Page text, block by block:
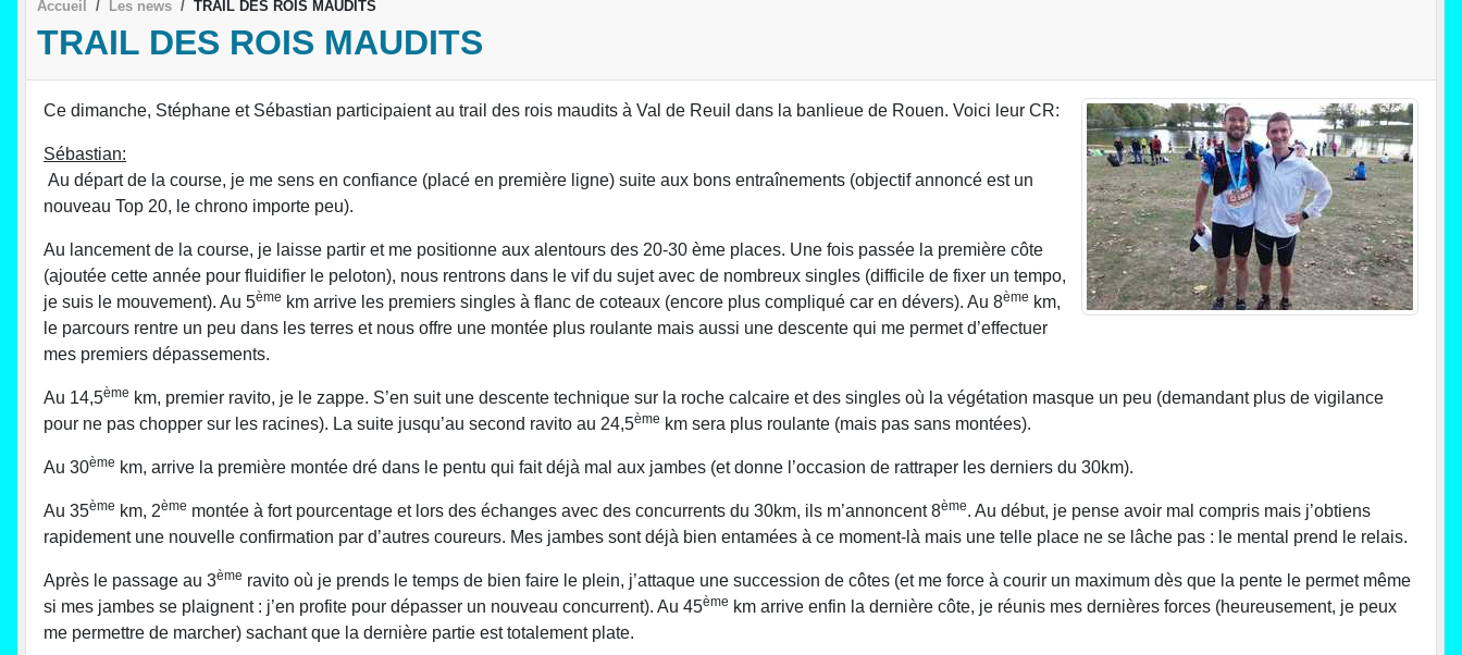
Accueil Les news TRAIL DES ROIS MAUDITS
TRAIL DES ROIS MAUDITS
Ce dimanche, Stéphane et Sébastian participaient au trail des rois maudits à Val de Reuil dans la banlieue de Rouen. Voici leur CR:
Sébastian:
Au départ de la course, je me sens en confiance (placé en première ligne) suite aux bons entraînements (objectif annoncé est un
nouveau Top 20, le chrono importe peu).
Au lancement de la course, je laisse partir et me positionne aux alentours des 20-30 ème places. Une fois passée la première côte
(ajoutée cette année pour fluidifier le peloton), nous rentrons dans le vif du sujet avec de nombreux singles (difficile de fixer un tempo,
je suis le mouvement). Au 5ème km arrive les premiers singles à flanc de coteaux (encore plus compliqué car en dévers). Au 8ème km,
le parcours rentre un peu dans les terres et nous offre une montée plus roulante mais aussi une descente qui me permet d’effectuer
mes premiers dépassements.
Au 14,5ème km, premier ravito, je le zappe. S’en suit une descente technique sur la roche calcaire et des singles où la végétation masque un peu (demandant plus de vigilance
pour ne pas chopper sur les racines). La suite jusqu’au second ravito au 24,5ème km sera plus roulante (mais pas sans montées).
Au 30ème km, arrive la première montée dré dans le pentu qui fait déjà mal aux jambes (et donne l’occasion de rattraper les derniers du 30km).
Au 35ème km, 2ème montée à fort pourcentage et lors des échanges avec des concurrents du 30km, ils m’annoncent 8ème. Au début, je pense avoir mal compris mais j’obtiens
rapidement une nouvelle confirmation par d’autres coureurs. Mes jambes sont déjà bien entamées à ce moment-là mais une telle place ne se lâche pas : le mental prend le relais.
Après le passage au 3ème ravito où je prends le temps de bien faire le plein, j’attaque une succession de côtes (et me force à courir un maximum dès que la pente le permet même
si mes jambes se plaignent : j’en profite pour dépasser un nouveau concurrent). Au 45ème km arrive enfin la dernière côte, je réunis mes dernières forces (heureusement, je peux
me permettre de marcher) sachant que la dernière partie est totalement plate.